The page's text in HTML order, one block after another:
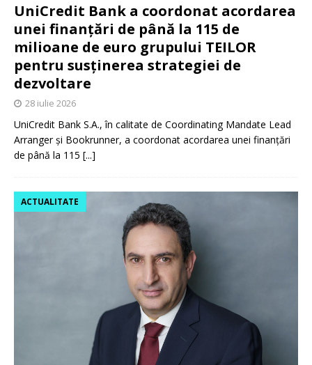
UniCredit Bank a coordonat acordarea
unei finanțări de până la 115 de
milioane de euro grupului TEILOR
pentru susținerea strategiei de
dezvoltare
28 iulie 2026
UniCredit Bank S.A., în calitate de Coordinating Mandate Lead
Arranger și Bookrunner, a coordonat acordarea unei finanțări
de până la 115 [...]
ACTUALITATE